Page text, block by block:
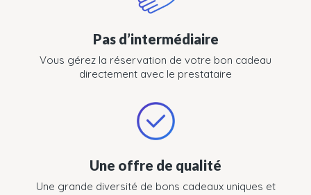
Pas d’intermédiaire
Vous gérez la réservation de votre bon cadeau
directement avec le prestataire
Une offre de qualité
Une grande diversité de bons cadeaux uniques et